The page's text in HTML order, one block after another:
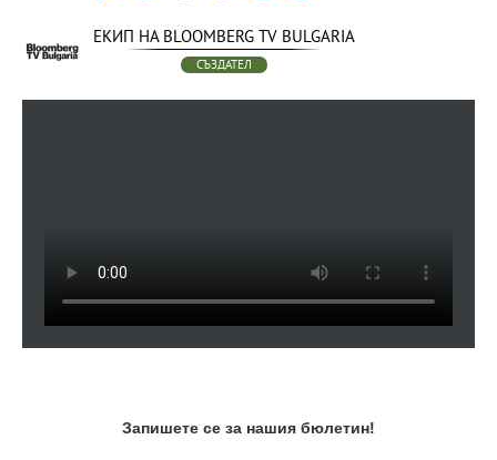
ЕКИП НА BLOOMBERG TV BULGARIA
СЪЗДАТЕЛ